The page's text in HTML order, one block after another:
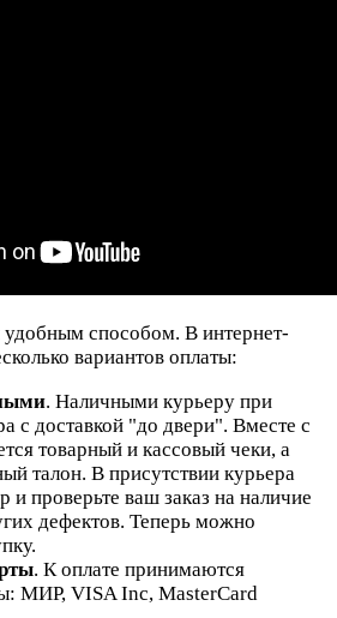
удобным способом. В интернет-
вариантов оплаты:
. Наличными курьеру при
с доставкой "до двери". Вместе с
товарный и кассовый чеки, а
талон. В присутствии курьера
и проверьте ваш заказ на наличие
дефектов. Теперь можно
. К оплате принимаются
МИР, VISA Inc, MasterCard